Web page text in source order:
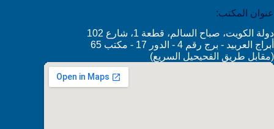
عنوان المكتب:
دولة الكويت، صباح السالم، قطعة 1، شارع 102
أبراج العربيد - برج رقم 4 - الدور 17 - مكتب 65
(مقابل طريق الفحيحيل السريع)